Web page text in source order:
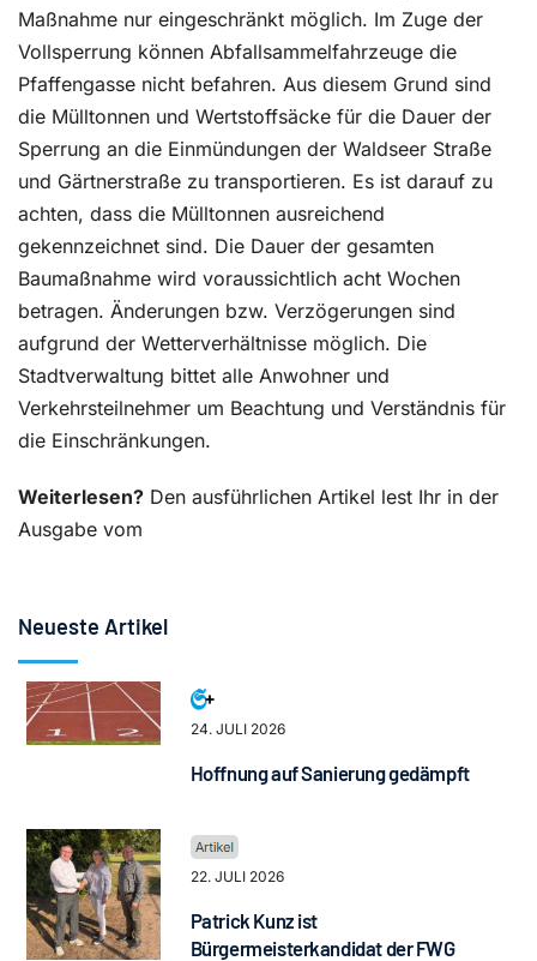
Maßnahme nur eingeschränkt möglich. Im Zuge der
Vollsperrung können Abfallsammelfahrzeuge die
Pfaffengasse nicht befahren. Aus diesem Grund sind
die Mülltonnen und Wertstoffsäcke für die Dauer der
Sperrung an die Einmündungen der Waldseer Straße
und Gärtnerstraße zu transportieren. Es ist darauf zu
achten, dass die Mülltonnen ausreichend
gekennzeichnet sind. Die Dauer der gesamten
Baumaßnahme wird voraussichtlich acht Wochen
betragen. Änderungen bzw. Verzögerungen sind
aufgrund der Wetterverhältnisse möglich. Die
Stadtverwaltung bittet alle Anwohner und
Verkehrsteilnehmer um Beachtung und Verständnis für
die Einschränkungen.
Weiterlesen? Den ausführlichen Artikel lest Ihr in der
Ausgabe vom
Neueste Artikel
24. JULI 2026
Hoffnung auf Sanierung gedämpft
22. JULI 2026
Patrick Kunz ist
Bürgermeisterkandidat der FWG